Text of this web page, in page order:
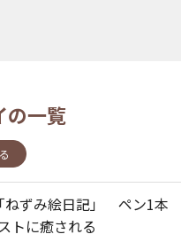
の一覧
ねずみ絵日記」 ペン1本
トに癒される